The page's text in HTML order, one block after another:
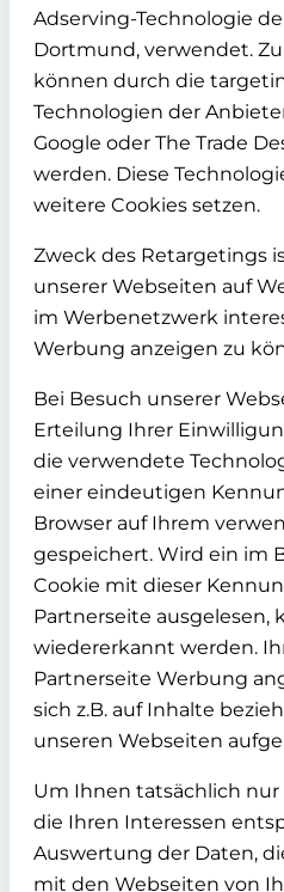
Adserving-Technologie
Dortmund, verwendet.
können durch die
Technologien der
Google oder The Trade
werden. Diese
weitere Cookies setzen.
Zweck des Retargetings
unserer Webseiten auf
im Werbenetzwerk
Werbung anzeigen zu
Bei Besuch unserer
Erteilung Ihrer
die verwendete
einer eindeutigen
Browser auf Ihrem
gespeichert. Wird ein im
Cookie mit dieser
Partnerseite ausgelesen,
wiedererkannt werden.
Partnerseite Werbung
sich z.B. auf Inhalte
unseren Webseiten
Um Ihnen tatsächlich
die Ihren Interessen
Auswertung der Daten,
mit den Webseiten von